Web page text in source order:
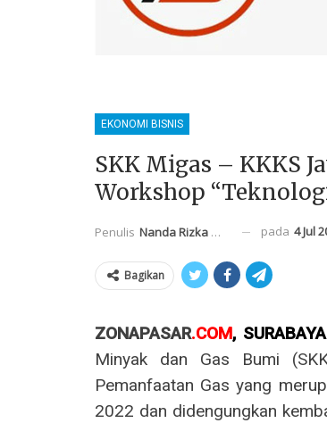
EKONOMI BISNIS
SKK Migas – KKKS
Workshop
Penulis Nanda Rizka Mahendra pada 4 Jul
Bagikan
ZONAPASAR.COM,
Minyak dan Gas Bumi
Pemanfaatan Gas yang
2022 dan didengungkan